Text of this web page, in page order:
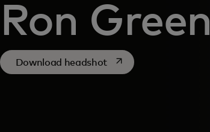
Ron Green
Download headshotabre em uma nova guia